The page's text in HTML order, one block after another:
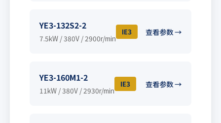
YE3-132S2-2
7.5kW / 380V / 2900r/min
IE3 查看参数 →
YE3-160M1-2
11kW / 380V / 2930r/min
IE3 查看参数 →